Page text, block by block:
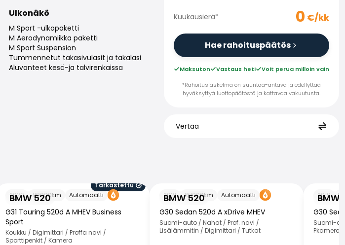
Ulkonäkö
M Sport -ulkopaketti
M Aerodynamiikka paketti
M Sport Suspension
Tummennetut takasivulasit ja takalasi
Aluvanteet kesä-ja talvirenkaissa
Kuukausierä* 0 €/kk
Hae rahoituspäätös
Maksuton Vastaus heti
Voit perua milloin vain
*Rahoituslaskelma on suuntaa-antava ja edellyttää
hyväksyttyä luottopäätöstä ja kattavaa vakuutusta.
Vertaa
BMW 520
Tarkastettu
2020
119000km Automaatti
G31 Touring 520d A MHEV Business
Sport
Koukku / Digimittari / Proffa navi /
Sporttipenkit / Kamera
BMW 520
2021 161000km Automaatti
G30 Sedan 520d A xDrive MHEV
Suomi-auto / Nahat / Prof. navi /
Lisälämmitin / Digimittari / Tutkat
BMW
2019
G30
Suomi-
Pkamera